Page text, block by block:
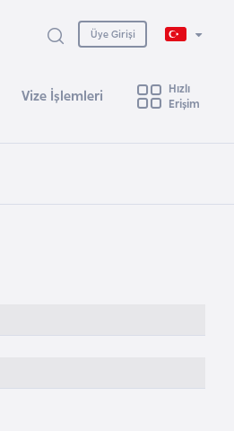
Üye Girişi
Vize İşlemleri
Hızlı
Erişim